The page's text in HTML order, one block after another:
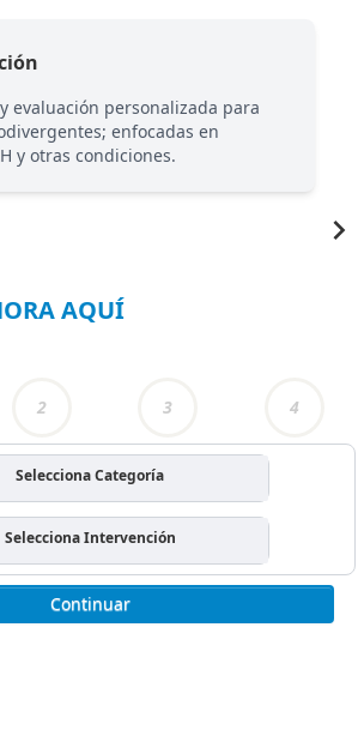
evaluación personalizada para
enfocadas en
y otras condiciones.
AQUÍ
2 3 4
Selecciona Categoría
Selecciona Intervención
Continuar